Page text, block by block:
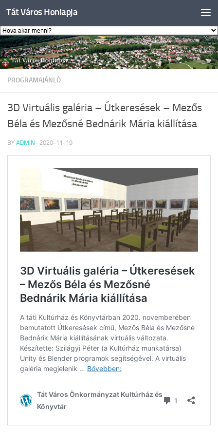
Skip to content
Tát Város Honlapja
PROGRAMAJÁNLÓ
3D Virtuális galéria – Útkeresések – Mezős
Béla és Mezősné Bednárik Mária kiállítása
BY ADMIN · 2020-11-19